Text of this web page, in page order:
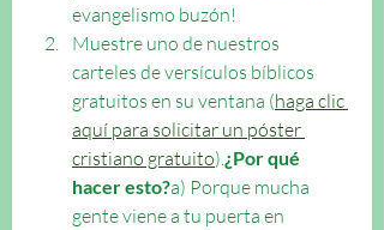
evangelismo buzón!
Muestre uno de nuestros
carteles de versículos bíblicos
gratuitos en su ventana (haga clic
aquí para solicitar un póster
cristiano gratuito). ¿Por qué
hacer esto?a) Porque mucha
gente viene a tu puerta en